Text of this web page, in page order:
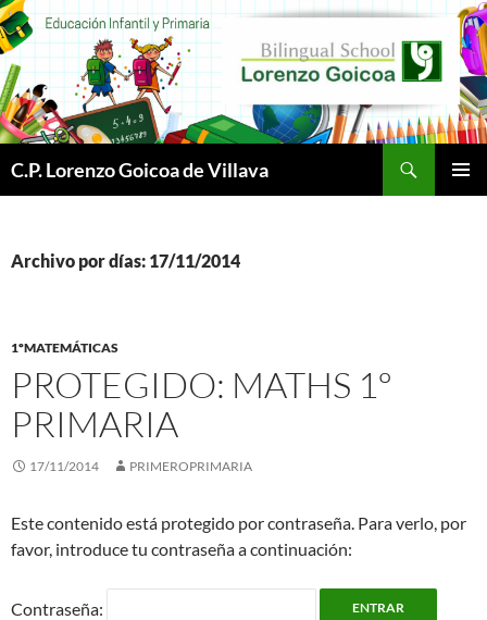
C.P. Lorenzo Goicoa de Villava
Archivo por días: 17/11/2014
1ºMATEMÁTICAS
PROTEGIDO: MATHS 1º
PRIMARIA
17/11/2014 PRIMEROPRIMARIA
Este contenido está protegido por contraseña. Para verlo, por
favor, introduce tu contraseña a continuación:
Contraseña: